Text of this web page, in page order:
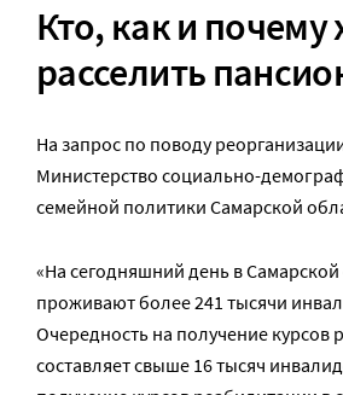
Кто, как и почему
расселить
На запрос по поводу
Министерство социально-
семейной политики Самарской
«На сегодняшний день в Самарской
проживают более 241 тысячи
Очередность на получение курсов
составляет свыше 16 тысяч